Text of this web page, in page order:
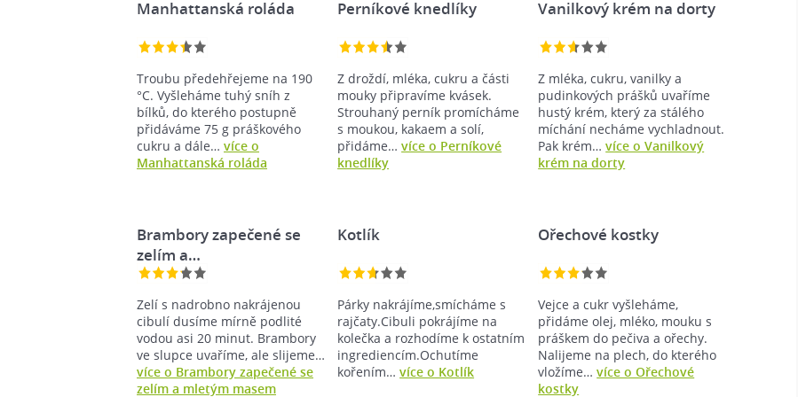
Manhattanská roláda
Troubu předehřejeme na 190
°C. Vyšleháme tuhý sníh z
bílků, do kterého postupně
přidáváme 75 g práškového
cukru a dále… více o
Manhattanská roláda
Perníkové knedlíky
Z droždí, mléka, cukru a části
mouky připravíme kvásek.
Strouhaný perník promícháme
s moukou, kakaem a solí,
přidáme…více o Perníkové
knedlíky
Vanilkový krém na dorty
Z mléka, cukru, vanilky a
pudinkových prášků uvaříme
hustý krém, který za stálého
míchání necháme vychladnout.
Pak krém…více o Vanilkový
krém na dorty
Brambory zapečené se
zelím a…
Zelí s nadrobno nakrájenou
cibulí dusíme mírně podlité
vodou asi 20 minut. Brambory
ve slupce uvaříme, ale slijeme…
více o Brambory zapečené se
zelím a mletým masem
Kotlík
Párky nakrájíme,smícháme s
rajčaty.Cibuli pokrájíme na
kolečka a rozhodíme k ostatním
ingrediencím.Ochutíme
kořením…více o Kotlík
Ořechové kostky
Vejce a cukr vyšleháme,
přidáme olej, mléko, mouku s
práškem do pečiva a ořechy.
Nalijeme na plech, do kterého
vložíme…více o Ořechové
kostky